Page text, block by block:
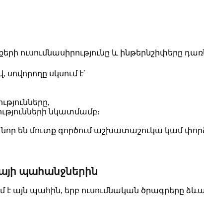
ուսումնասիրությունը և ինթերնշիփերը
սովորողը սկսում է՝
նկատմամբ։
են մուտք գործում աշխատաշուկա կամ
պահանջներին
է այն պահին, երբ ուսումնական ծրագրերը